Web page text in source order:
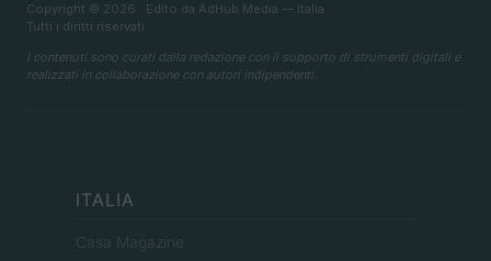
Copyright © 2026 · Edito da AdHub Media — Italia
Tutti i diritti riservati
I contenuti sono curati dalla redazione con il supporto di strumenti digitali e
realizzati in collaborazione con autori indipendenti.
ITALIA
Casa Magazine